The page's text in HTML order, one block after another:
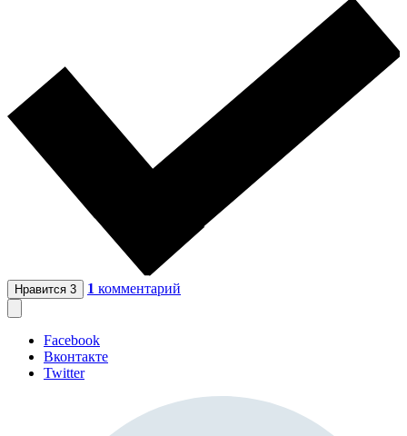
Нравится 3 1 комментарий
Facebook
Вконтакте
Twitter